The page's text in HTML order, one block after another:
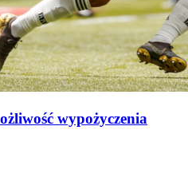
wypożyczenia